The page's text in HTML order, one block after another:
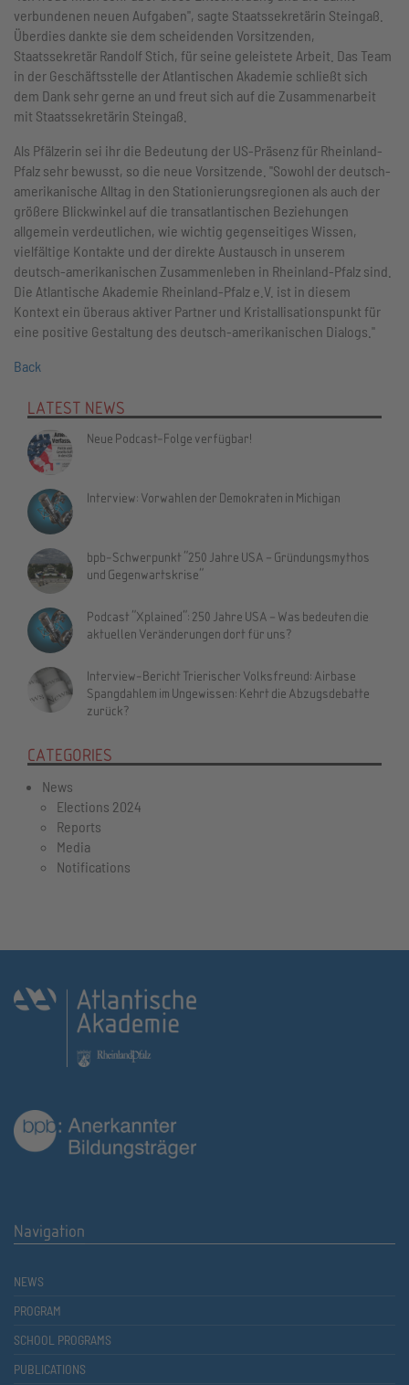
verbundenen neuen Aufgaben", sagte Staatssekretärin Steingaß.
Überdies dankte sie dem scheidenden Vorsitzenden,
Staatssekretär Randolf Stich, für seine geleistete Arbeit. Das Team
in der Geschäftsstelle der Atlantischen Akademie schließt sich
dem Dank sehr gerne an und freut sich auf die Zusammenarbeit
mit Staatssekretärin Steingaß.
Als Pfälzerin sei ihr die Bedeutung der US-Präsenz für Rheinland-
Pfalz sehr bewusst, so die neue Vorsitzende. "Sowohl der deutsch-
amerikanische Alltag in den Stationierungsregionen als auch der
größere Blickwinkel auf die transatlantischen Beziehungen
allgemein verdeutlichen, wie wichtig gegenseitiges Wissen,
vielfältige Kontakte und der direkte Austausch in unserem
deutsch-amerikanischen Zusammenleben in Rheinland-Pfalz sind.
Die Atlantische Akademie Rheinland-Pfalz e.V. ist in diesem
Kontext ein überaus aktiver Partner und Kristallisationspunkt für
eine positive Gestaltung des deutsch-amerikanischen Dialogs."
Back
LATEST NEWS
Neue Podcast-Folge verfügbar!
Interview: Vorwahlen der Demokraten in Michigan
bpb-Schwerpunkt "250 Jahre USA – Gründungsmythos
und Gegenwartskrise"
Podcast "Xplained": 250 Jahre USA – Was bedeuten die
aktuellen Veränderungen dort für uns?
Interview-Bericht Trierischer Volksfreund: Airbase
Spangdahlem im Ungewissen: Kehrt die Abzugsdebatte
zurück?
CATEGORIES
News
Elections 2024
Reports
Media
Notifications
Navigation
NEWS
PROGRAM
SCHOOL PROGRAMS
PUBLICATIONS